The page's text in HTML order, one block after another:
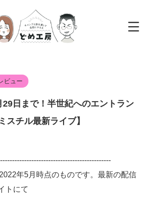
ビュー
29日まで！半世紀へのエントラン
スチル最新ライブ】
年5月時点のものです。最新の配信
トにて